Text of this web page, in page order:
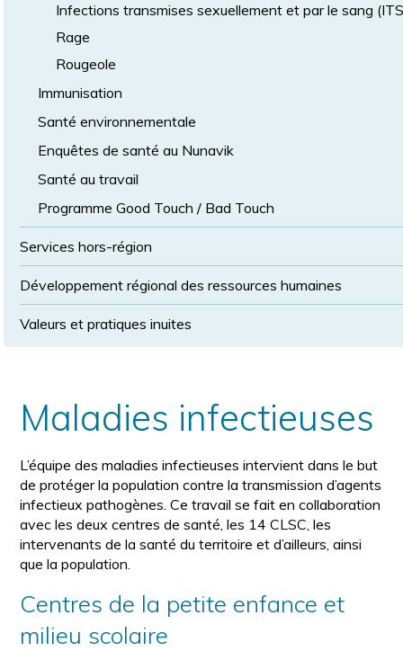
Infections transmises sexuellement et par le sang
Rage
Rougeole
Immunisation
Santé environnementale
Enquêtes de santé au Nunavik
Santé au travail
Programme Good Touch / Bad Touch
Services hors-région
Développement régional des ressources humaines
Valeurs et pratiques inuites
Maladies infectieuses
L’équipe des maladies infectieuses intervient dans le but
de protéger la population contre la transmission d’agents
infectieux pathogènes. Ce travail se fait en collaboration
avec les deux centres de santé, les 14 CLSC, les
intervenants de la santé du territoire et d’ailleurs, ainsi
que la population.
Centres de la petite enfance et
milieu scolaire